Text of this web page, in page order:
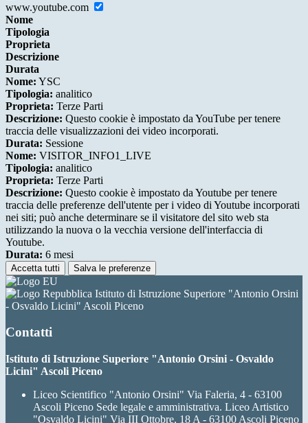
www.youtube.com
Nome
Tipologia
Proprieta
Descrizione
Durata
Nome: YSC
Tipologia: analitico
Proprieta: Terze Parti
Descrizione: Questo cookie è impostato da YouTube per tenere
traccia delle visualizzazioni dei video incorporati.
Durata: Sessione
Nome: VISITOR_INFO1_LIVE
Tipologia: analitico
Proprieta: Terze Parti
Descrizione: Questo cookie è impostato da Youtube per tenere
traccia delle preferenze dell'utente per i video di Youtube incorporati
nei siti; può anche determinare se il visitatore del sito web sta
utilizzando la nuova o la vecchia versione dell'interfaccia di
Youtube.
Durata: 6 mesi
Accetta tutti Salva le preferenze
Istituto di Istruzione Superiore "Antonio Orsini
- Osvaldo Licini" Ascoli Piceno
Contatti
Istituto di Istruzione Superiore "Antonio Orsini - Osvaldo
Licini" Ascoli Piceno
Liceo Scientifico "Antonio Orsini" Via Faleria, 4 - 63100
Ascoli Piceno Sede legale e amministrativa. Liceo Artistico
"Osvaldo Licini" Via III Ottobre, 18 A - 63100 Ascoli Piceno